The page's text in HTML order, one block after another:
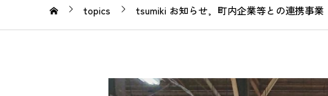
topics tsumiki お知らせ 町内企業等との連携事業